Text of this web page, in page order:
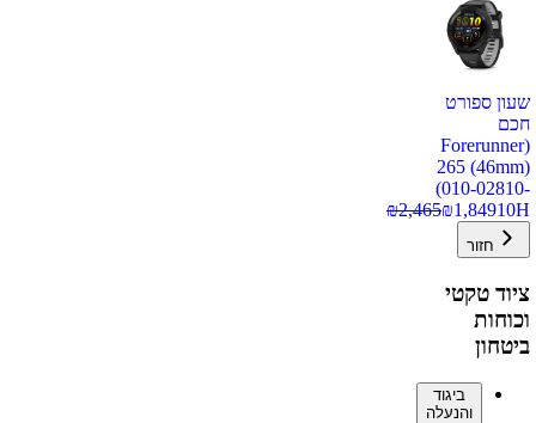
שעון ספורט
חכם
(Forerunner
265 (46mm)
(010-02810-
10H
₪1,849
₪2,465
חזור
ציוד טקטי
וכוחות
ביטחון
ביגוד
והנעלה